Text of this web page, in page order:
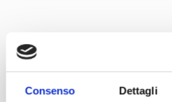
Consenso Dettagli